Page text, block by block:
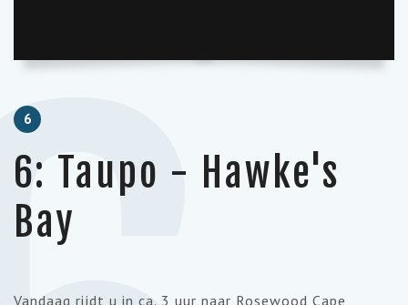
6
6: Taupo - Hawke's
Bay
Vandaag rijdt u in ca. 3 uur naar Rosewood Cape